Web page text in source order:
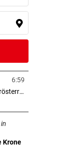
Stunde
6:59
> 2.000 Eigentumswohnungen in Niederösterreich
Krone